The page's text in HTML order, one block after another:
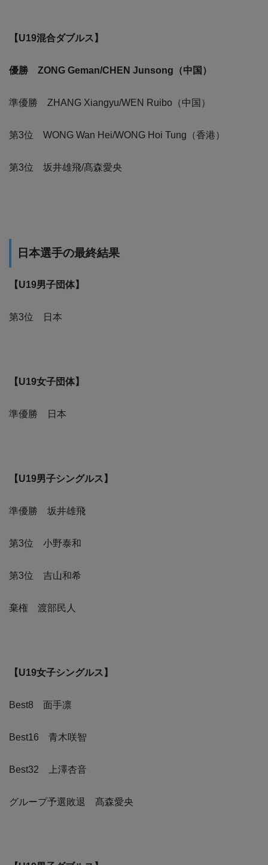
【U19混合ダブルス】
優勝 ZONG Geman/CHEN Junsong（中国）
準優勝 ZHANG Xiangyu/WEN Ruibo（中国）
第3位 WONG Wan Hei/WONG Hoi Tung（香港）
第3位 坂井雄飛/髙森愛央
日本選手の最終結果
【U19男子団体】
第3位 日本
【U19女子団体】
準優勝 日本
【U19男子シングルス】
準優勝 坂井雄飛
第3位 小野泰和
第3位 吉山和希
棄権 渡部民人
【U19女子シングルス】
Best8 面手凛
Best16 青木咲智
Best32 上澤杏音
グループ予選敗退 髙森愛央